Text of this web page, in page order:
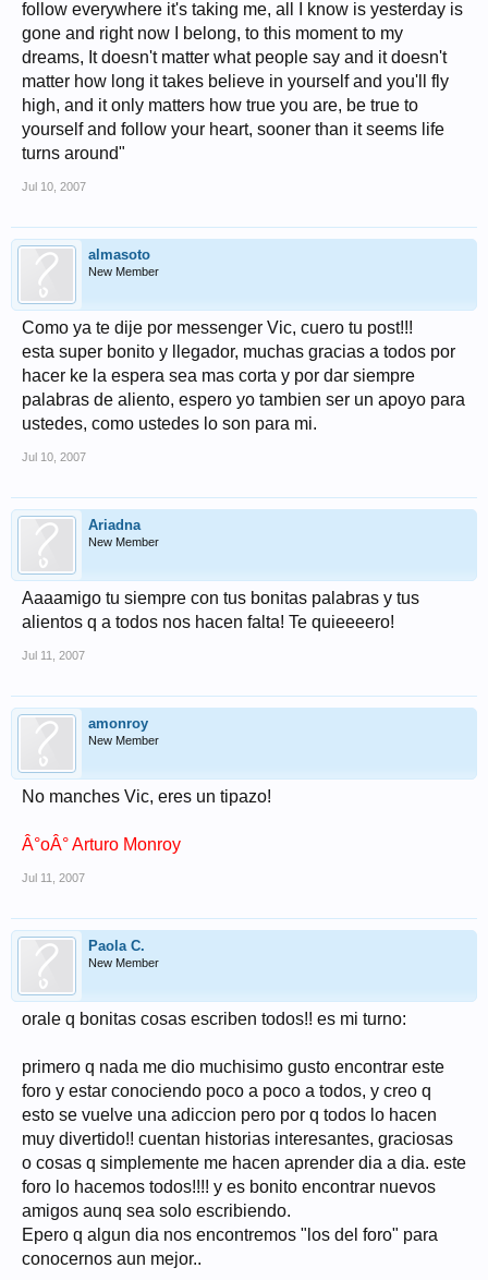
follow everywhere it's taking me, all I know is yesterday is
gone and right now I belong, to this moment to my
dreams, It doesn't matter what people say and it doesn't
matter how long it takes believe in yourself and you'll fly
high, and it only matters how true you are, be true to
yourself and follow your heart, sooner than it seems life
turns around"
Jul 10, 2007
almasoto
New Member
Como ya te dije por messenger Vic, cuero tu post!!!
esta super bonito y llegador, muchas gracias a todos por
hacer ke la espera sea mas corta y por dar siempre
palabras de aliento, espero yo tambien ser un apoyo para
ustedes, como ustedes lo son para mi.
Jul 10, 2007
Ariadna
New Member
Aaaamigo tu siempre con tus bonitas palabras y tus
alientos q a todos nos hacen falta! Te quieeeero!
Jul 11, 2007
amonroy
New Member
No manches Vic, eres un tipazo!
Â°oÂ° Arturo Monroy
Jul 11, 2007
Paola C.
New Member
orale q bonitas cosas escriben todos!! es mi turno:
primero q nada me dio muchisimo gusto encontrar este
foro y estar conociendo poco a poco a todos, y creo q
esto se vuelve una adiccion pero por q todos lo hacen
muy divertido!! cuentan historias interesantes, graciosas
o cosas q simplemente me hacen aprender dia a dia. este
foro lo hacemos todos!!!! y es bonito encontrar nuevos
amigos aunq sea solo escribiendo.
Epero q algun dia nos encontremos "los del foro" para
conocernos aun mejor..